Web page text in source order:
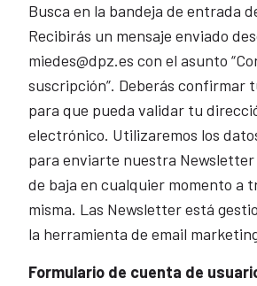
Busca en la bandeja de entrada
Recibirás un mensaje enviado
miedes@dpz.es con el asunto
suscripción”. Deberás confirmar
para que pueda validar tu
electrónico. Utilizaremos los
para enviarte nuestra
de baja en cualquier momento a
misma. Las Newsletter está
la herramienta de email
Formulario de cuenta de